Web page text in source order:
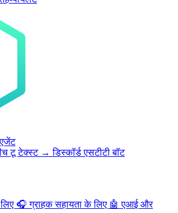
टू टेक्स्ट → डिस्कॉर्ड एसटीटी बॉट
🎧 ग्राहक सहायता के लिए 🤖 एआई और